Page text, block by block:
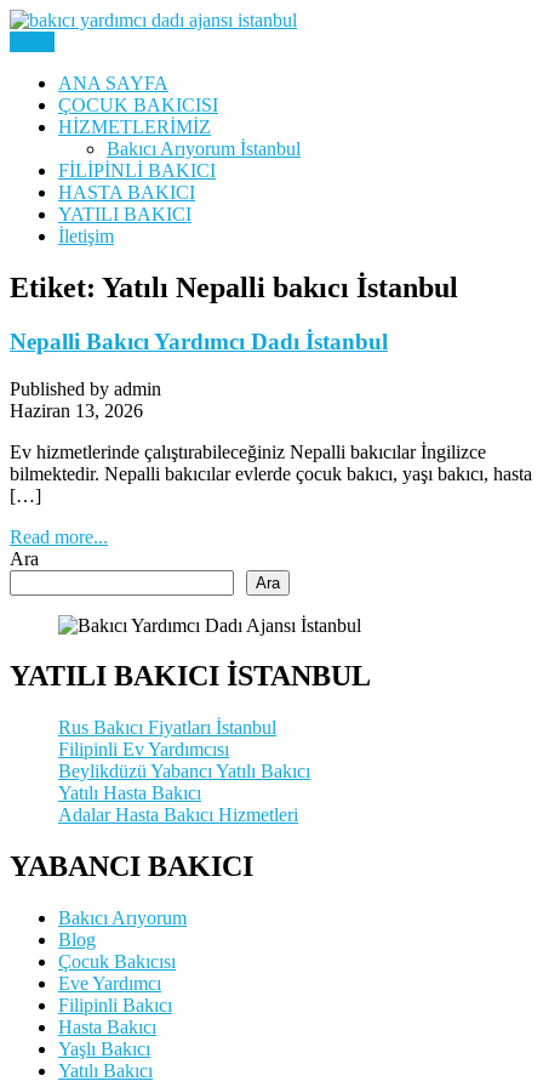
Skip
Bakıcı Yardımcı Dadı
Danışmanlık Ajansı İstanbul
ANA SAYFA
ÇOCUK BAKICISI
HİZMETLERİMİZ
Bakıcı Arıyorum İstanbul
FİLİPİNLİ BAKICI
HASTA BAKICI
YATILI BAKICI
İletişim
Etiket: Yatılı Nepalli bakıcı İstanbul
Nepalli Bakıcı Yardımcı Dadı İstanbul
Published by admin
Haziran 13, 2026
Ev hizmetlerinde çalıştırabileceğiniz Nepalli bakıcılar İngilizce
bilmektedir. Nepalli bakıcılar evlerde çocuk bakıcı, yaşı bakıcı, hasta
[…]
Read more...
Ara
Ara
YATILI BAKICI İSTANBUL
Rus Bakıcı Fiyatları İstanbul
Filipinli Ev Yardımcısı
Beylikdüzü Yabancı Yatılı Bakıcı
Yatılı Hasta Bakıcı
Adalar Hasta Bakıcı Hizmetleri
YABANCI BAKICI
Bakıcı Arıyorum
Blog
Çocuk Bakıcısı
Eve Yardımcı
Filipinli Bakıcı
Hasta Bakıcı
Yaşlı Bakıcı
Yatılı Bakıcı